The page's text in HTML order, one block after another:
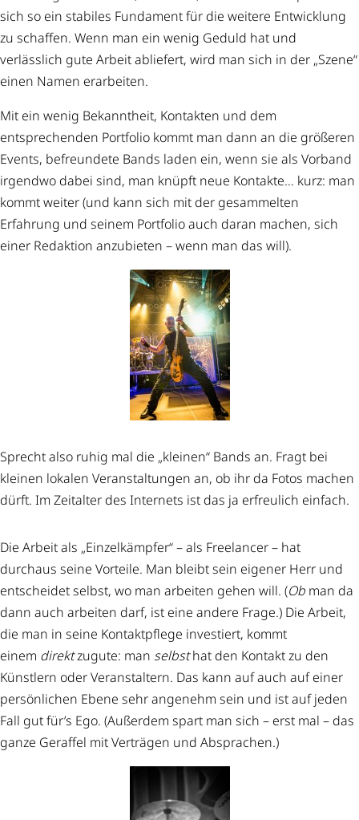
sich so ein stabiles Fundament für die weitere Entwicklung
zu schaffen. Wenn man ein wenig Geduld hat und
verlässlich gute Arbeit abliefert, wird man sich in der „Szene“
einen Namen erarbeiten.
Mit ein wenig Bekanntheit, Kontakten und dem
entsprechenden Portfolio kommt man dann an die größeren
Events, befreundete Bands laden ein, wenn sie als Vorband
irgendwo dabei sind, man knüpft neue Kontakte… kurz: man
kommt weiter (und kann sich mit der gesammelten
Erfahrung und seinem Portfolio auch daran machen, sich
einer Redaktion anzubieten – wenn man das will).
Sprecht also ruhig mal die „kleinen“ Bands an. Fragt bei
kleinen lokalen Veranstaltungen an, ob ihr da Fotos machen
dürft. Im Zeitalter des Internets ist das ja erfreulich einfach.
Die Arbeit als „Einzelkämpfer“ – als Freelancer – hat
durchaus seine Vorteile. Man bleibt sein eigener Herr und
entscheidet selbst, wo man arbeiten gehen will. (Ob man da
dann auch arbeiten darf, ist eine andere Frage.) Die Arbeit,
die man in seine Kontaktpflege investiert, kommt
einem direktzugute: man selbsthat den Kontakt zu den
Künstlern oder Veranstaltern. Das kann auf auch auf einer
persönlichen Ebene sehr angenehm sein und ist auf jeden
Fall gut für’s Ego. (Außerdem spart man sich – erst mal – das
ganze Geraffel mit Verträgen und Absprachen.)